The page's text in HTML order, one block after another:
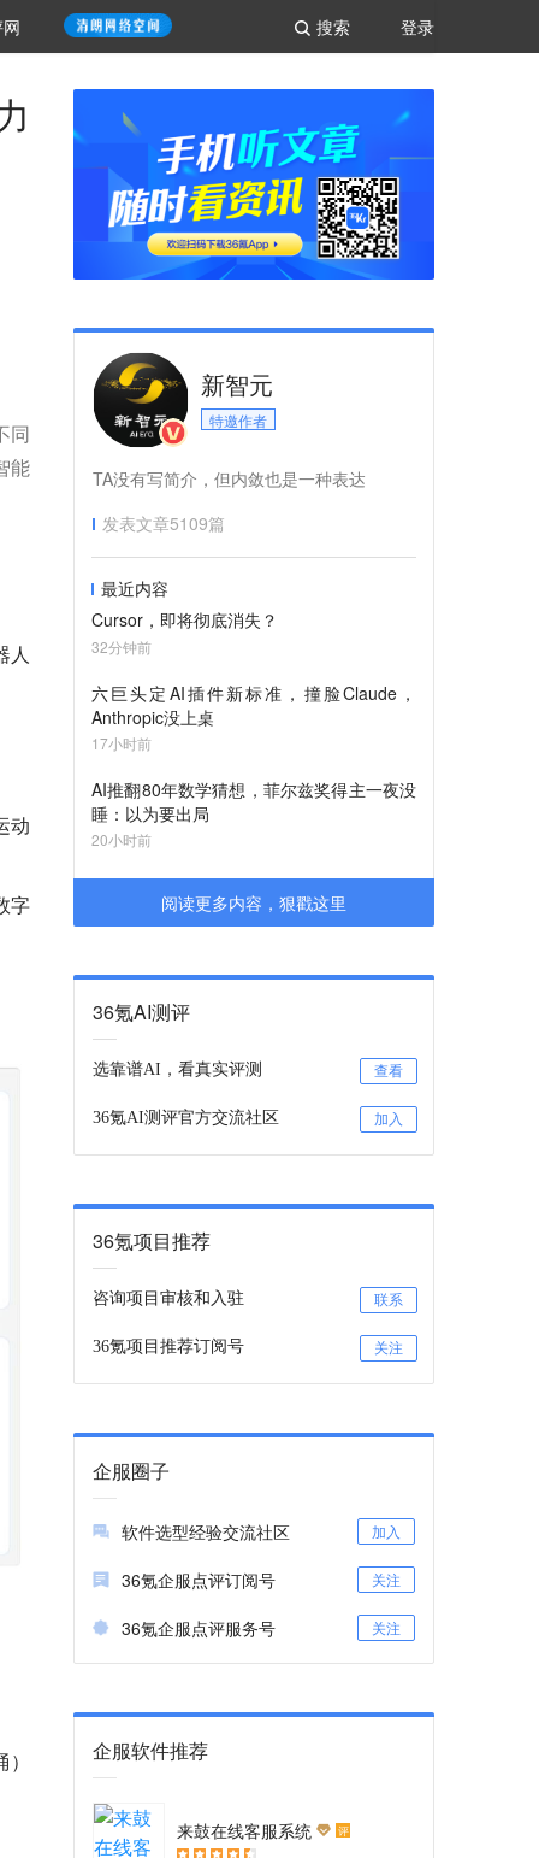
登录
搜索
同
能
人
动
字
新智元
特邀作者
TA没有写简介，但内敛也是一种表达
发表文章5109篇
最近内容
Cursor，即将彻底消失？
32分钟前
六巨头定AI插件新标准，撞脸Claude，
Anthropic没上桌
17小时前
AI推翻80年数学猜想，菲尔兹奖得主一夜没
睡：以为要出局
20小时前
阅读更多内容，狠戳这里
36氪AI测评
选靠谱AI，看真实评测 查看
36氪AI测评官方交流社区 加入
36氪项目推荐
咨询项目审核和入驻 联系
36氪项目推荐订阅号 关注
企服圈子
软件选型经验交流社区 加入
36氪企服点评订阅号 关注
36氪企服点评服务号 关注
企服软件推荐
来鼓在线客服系统 评